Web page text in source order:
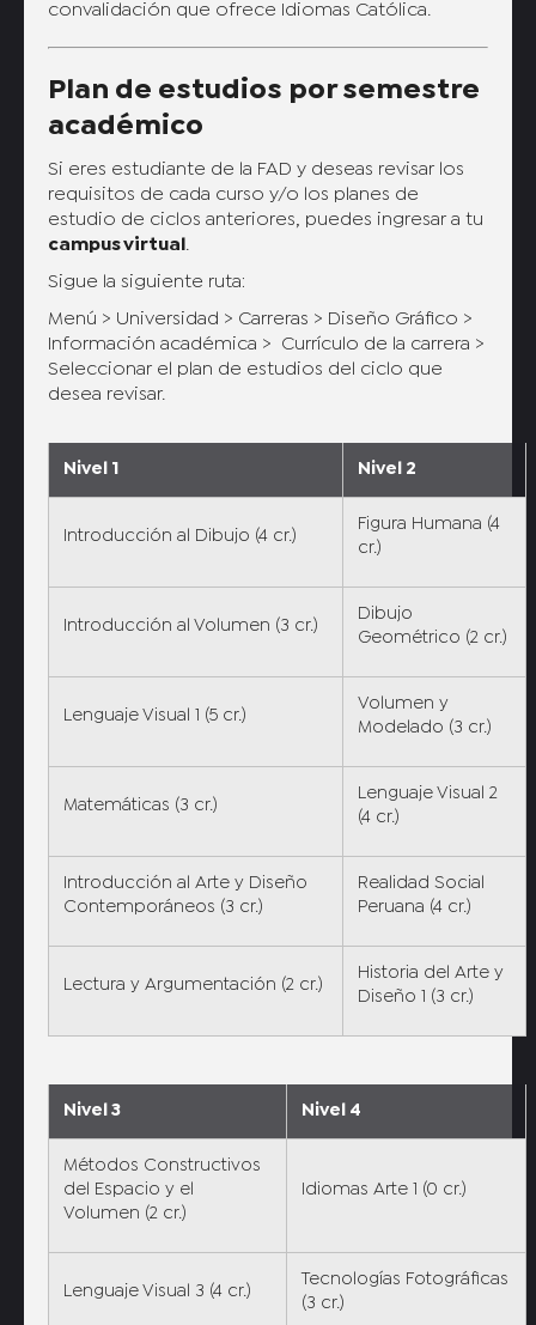
convalidación que ofrece Idiomas Católica.
Plan de estudios por semestre
académico
Si eres estudiante de la FAD y deseas revisar los
requisitos de cada curso y/o los planes de
estudio de ciclos anteriores, puedes ingresar a tu
campus virtual
Sigue la siguiente ruta:
Menú > Universidad > Carreras > Diseño Gráfico >
Información académica > Currículo de la carrera >
Seleccionar el plan de estudios del ciclo que
desea revisar.
Nivel 1 Nivel 2
Introducción al Dibujo (4 cr.)
Figura Humana (4
cr.)
Introducción al Volumen (3 cr.)
Dibujo
Geométrico (2 cr.)
Lenguaje Visual 1 (5 cr.)
Volumen y
Modelado (3 cr.)
Matemáticas (3 cr.)
Lenguaje Visual 2
(4 cr.)
Introducción al Arte y Diseño
Contemporáneos (3 cr.)
Realidad Social
Peruana (4 cr.)
Lectura y Argumentación (2 cr.)
Historia del Arte y
Diseño 1 (3 cr.)
Nivel 3 Nivel 4
Métodos Constructivos
del Espacio y el
Volumen (2 cr.)
Idiomas Arte 1 (0 cr.)
Lenguaje Visual 3 (4 cr.)
Tecnologías Fotográficas
(3 cr.)